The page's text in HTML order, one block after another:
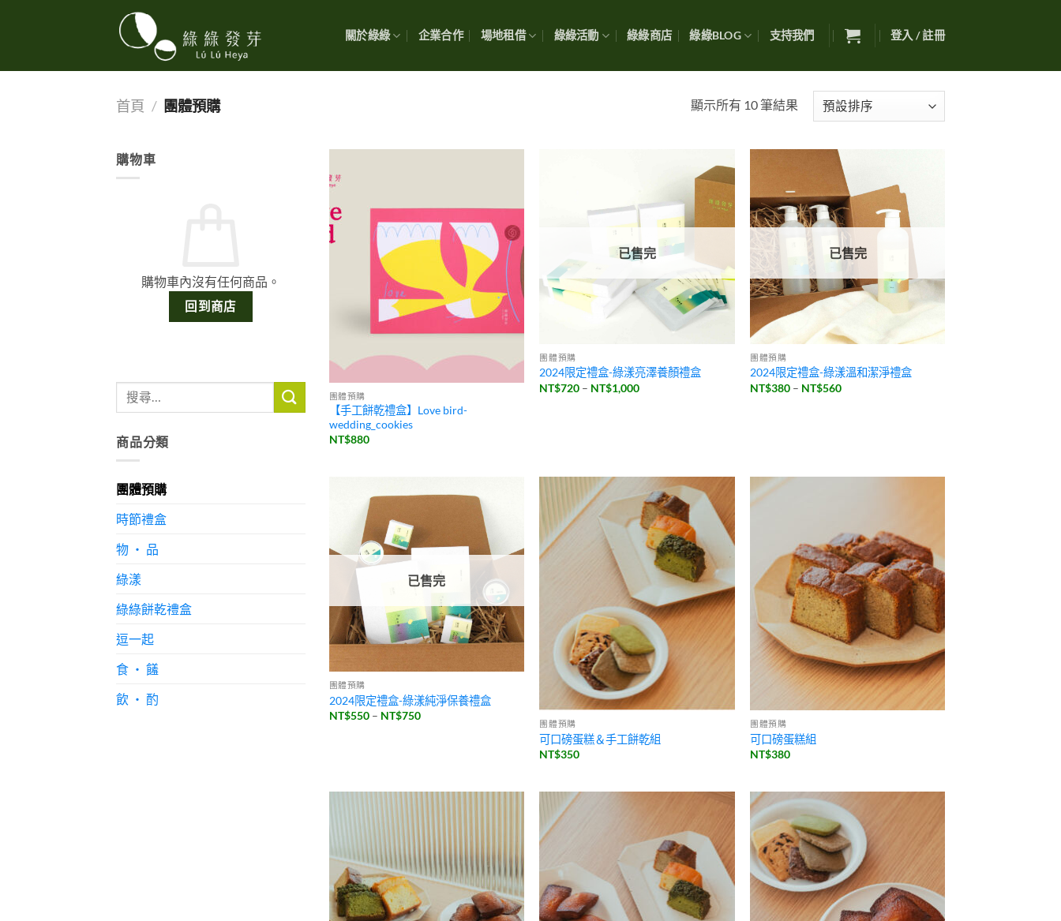
關於綠綠 企業合作 場地租借 綠綠活動 綠綠商店 綠綠BLOG 支持我們 登入 / 註冊
首頁 / 團體預購 顯示所有 10 筆結果
購物車
購物車內沒有任何商品。
回到商店
商品分類
團體預購
時節禮盒
物 ・ 品
綠漾
綠綠餅乾禮盒
逗一起
食 ・ 饈
飲 ・ 酌
團體預購
【手工餅乾禮盒】Love bird-
wedding_cookies
NT$880
已售完
團體預購
2024限定禮盒-綠漾亮澤養顏禮盒
NT$720 – NT$1,000價
已售完
團體預購
2024限定禮盒-綠漾溫和潔淨禮盒
NT$380 – NT$560價
已售完
團體預購
2024限定禮盒-綠漾純淨保養禮盒
NT$550 – NT$750價
團體預購
可口磅蛋糕＆手工餅乾組
NT$350
團體預購
可口磅蛋糕組
NT$380